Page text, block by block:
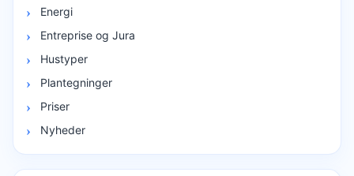
Energi
Entreprise og Jura
Hustyper
Plantegninger
Priser
Nyheder